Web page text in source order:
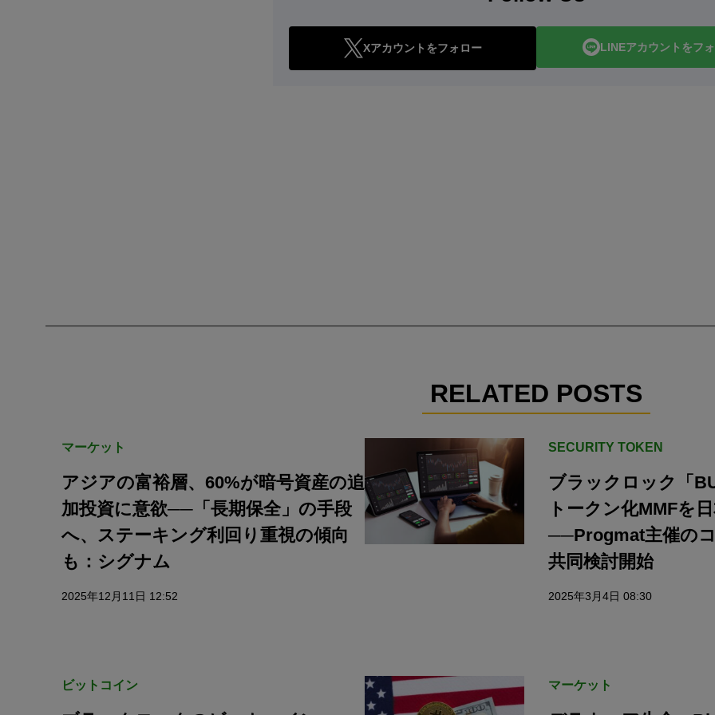
Xアカウントをフォロー LINEアカウントをフ
RELATED POSTS
マーケット
アジアの富裕層、60%が暗号資産の追
加投資に意欲──「長期保全」の手段
へ、ステーキング利回り重視の傾向
も：シグナム
2025年12月11日 12:52
SECURITY TOKEN
ブラックロック「
トークン化MMFを
──Progmat主催の
共同検討開始
2025年3月4日 08:30
ビットコイン マーケット